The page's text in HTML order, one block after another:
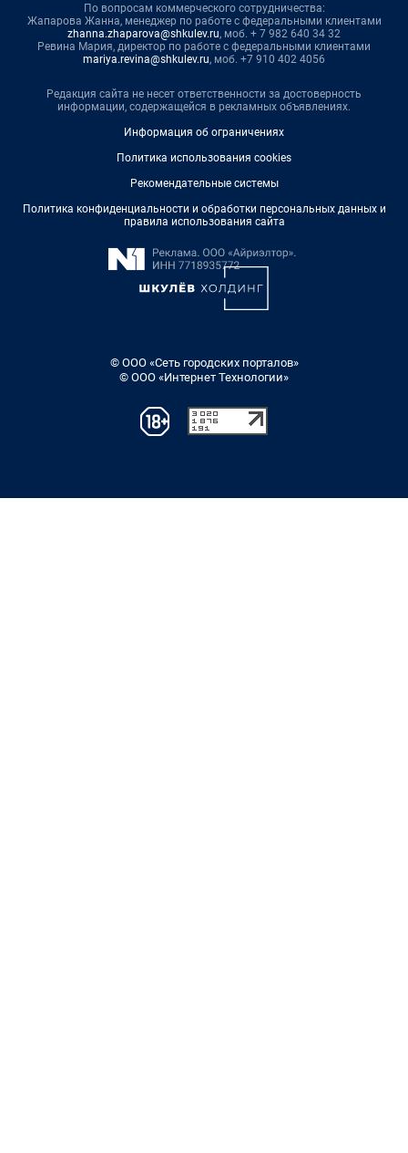
По вопросам коммерческого сотрудничества:
Жапарова Жанна, менеджер по работе с федеральными клиентами
zhanna.zhaparova@shkulev.ru, моб. + 7 982 640 34 32
Ревина Мария, директор по работе с федеральными клиентами
mariya.revina@shkulev.ru, моб. +7 910 402 4056
Редакция сайта не несет ответственности за достоверность
информации, содержащейся в рекламных объявлениях.
Информация об ограничениях
Политика использования cookies
Рекомендательные системы
Политика конфиденциальности и обработки персональных данных и
правила использования сайта
© ООО «Сеть городских порталов»
© ООО «Интернет Технологии»